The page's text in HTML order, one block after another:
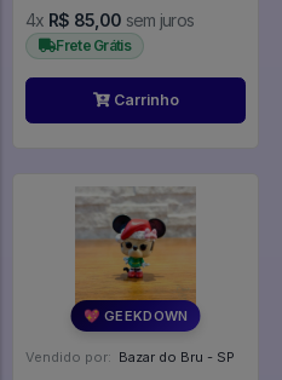
4x R$ 85,00 sem juros
Frete Grátis
Carrinho
💖 GEEKDOWN
Vendido por: Bazar do Bru - SP